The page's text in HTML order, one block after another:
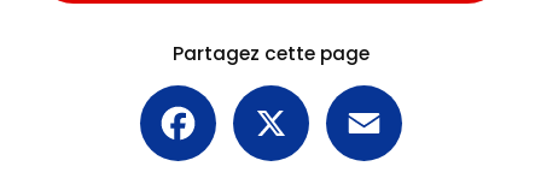
Partagez cette page
Facebook